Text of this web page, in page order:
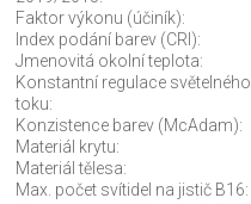
Faktor výkonu (účiník):
Index podání barev (CRI):
Jmenovitá okolní teplota:
Konstantní regulace světelného
toku:
Konzistence barev (McAdam):
Materiál krytu:
Materiál tělesa:
Max. počet svítidel na jistič B16: